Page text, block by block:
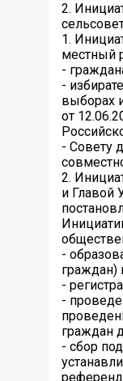
2.
1.
местный
-
-
выборах
от
- Совету
2.
и Главой
-
граждан)
-
-
граждан
- сбор